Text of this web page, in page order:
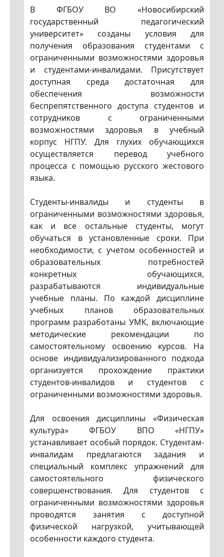
В ФГБОУ ВО «Новосибирский
государственный педагогический
университет» созданы условия для
получения образования студентами с
ограниченными возможностями здоровья
и студентами-инвалидами. Присутствует
доступная среда достаточная для
обеспечения возможности
беспрепятственного доступа студентов и
сотрудников с ограниченными
возможностями здоровья в учебный
корпус НГПУ. Для глухих обучающихся
осуществляется перевод учебного
процесса с помощью русского жестового
языка.
Студенты-инвалиды и студенты в
ограниченными возможностями здоровья,
как и все остальные студенты, могут
обучаться в установленные сроки. При
необходимости, с учетом особенностей и
образовательных потребностей
конкретных обучающихся,
разрабатываются индивидуальные
учебные планы. По каждой дисциплине
учебных планов образовательных
программ разработаны УМК, включающие
методические рекомендации по
самостоятельному освоению курсов. На
основе индивидуализированного подхода
организуется прохождение практики
студентов-инвалидов и студентов с
ограниченными возможностями здоровья.
Для освоения дисциплины «Физическая
культура» ФГБОУ ВПО «НГПУ»
устанавливает особый порядок. Студентам-
инвалидам предлагаются задания и
специальный комплекс упражнений для
самостоятельного физического
совершенствования. Для студентов с
ограниченными возможностями здоровья
проводятся занятия с доступной
физической нагрузкой, учитывающей
особенности каждого студента.